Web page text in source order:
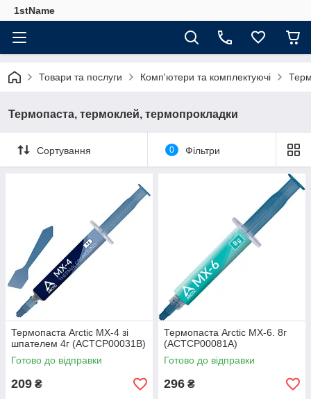
1stName
Товари та послуги Комп'ютери та комплектуючі
Термопаста, термоклей, термопрокладки
Сортування 0 Фільтри
Термопаста Arctic MX-4 зі
шпателем 4г (ACTCP00031B)
Готово до відправки
209 ₴
Термопаста Arctic MX-6. 8г
(ACTCP00081A)
Готово до відправки
296 ₴